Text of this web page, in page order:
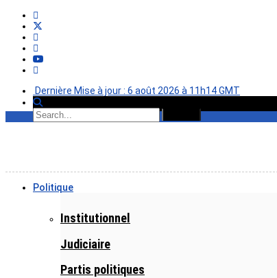
Dernière Mise à jour : 6 août 2026 à 11h14 GMT
Politique
Institutionnel
Judiciaire
Partis politiques